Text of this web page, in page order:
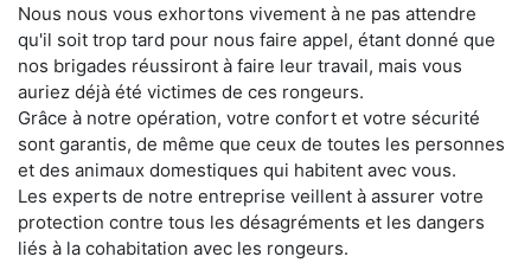
Nous nous vous exhortons vivement à ne pas attendre
qu'il soit trop tard pour nous faire appel, étant donné que
nos brigades réussiront à faire leur travail, mais vous
auriez déjà été victimes de ces rongeurs.
Grâce à notre opération, votre confort et votre sécurité
sont garantis, de même que ceux de toutes les personnes
et des animaux domestiques qui habitent avec vous.
Les experts de notre entreprise veillent à assurer votre
protection contre tous les désagréments et les dangers
liés à la cohabitation avec les rongeurs.